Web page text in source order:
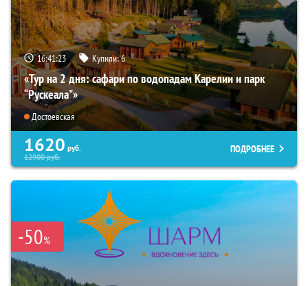
16:41:22 Купили:6
«Тур на 2 дня: сафари по водопадам Карелии и парк
“Рускеала"»
Достоевская
1620 руб.
12900руб.
ПОДРОБНЕЕ
-50%